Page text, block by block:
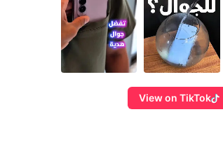
View on TikTok